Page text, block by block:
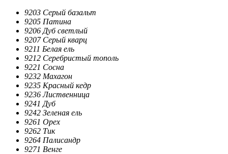
9203 Серый базальт
9205 Патина
9206 Дуб светлый
9207 Серый кварц
9211 Белая ель
9212 Серебристый тополь
9221 Сосна
9232 Махагон
9235 Красный кедр
9236 Лиственница
9241 Дуб
9242 Зеленая ель
9261 Орех
9262 Тик
9264 Палисандр
9271 Венге